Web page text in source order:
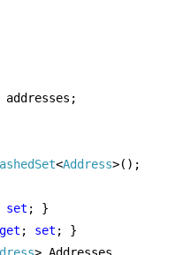
addresses;
<Address>();
set ; }
get ; set ; }